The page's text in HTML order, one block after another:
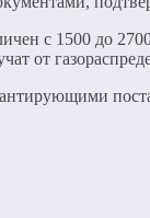
с 1500 до
от